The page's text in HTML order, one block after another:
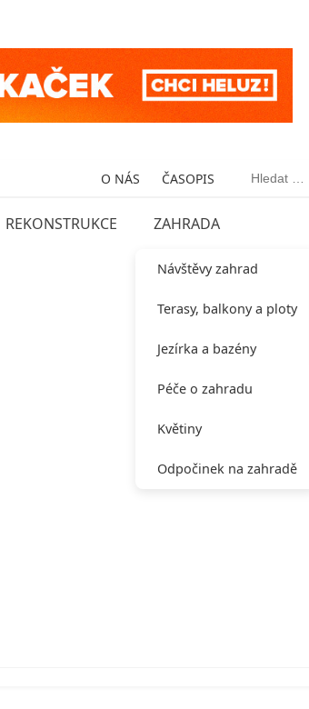
O NÁS ČASOPIS Vyhledávání
REKONSTRUKCE ZAHRADA
Návštěvy zahrad
Terasy, balkony a ploty
Jezírka a bazény
Péče o zahradu
Květiny
Odpočinek na zahradě